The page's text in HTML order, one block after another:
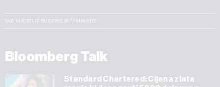
SVE VIJESTI IZ RUBRIKE AI THINKERS
Bloomberg Talk
Standard Chartered: Cijena zlata